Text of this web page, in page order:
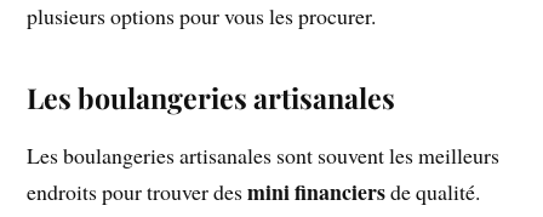
plusieurs options pour vous les procurer.
Les boulangeries artisanales
Les boulangeries artisanales sont souvent les meilleurs
endroits pour trouver desmini financiersde qualité.